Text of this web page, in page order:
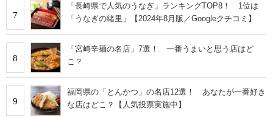
7
「長崎県で人気のうなぎ」ランキングTOP8！ 1位は
「うなぎの緒里」【2024年8月版／Googleクチコミ】
8
「宮崎辛麺の名店」7選！ 一番うまいと思う店はど
こ？
9
福岡県の「とんかつ」の名店12選！ あなたが一番好き
な店はどこ？【人気投票実施中】